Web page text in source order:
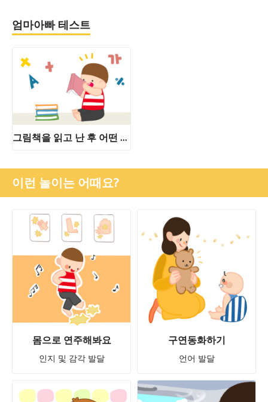
엄마아빠 테스트
그림책을 읽고 난 후 어떤 놀이를 하면 좋을까요?
이런 놀이는 어때요?
몸으로 연주해봐요
인지 및 감각 발달
구연동화하기
언어 발달